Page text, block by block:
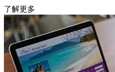
了解更多